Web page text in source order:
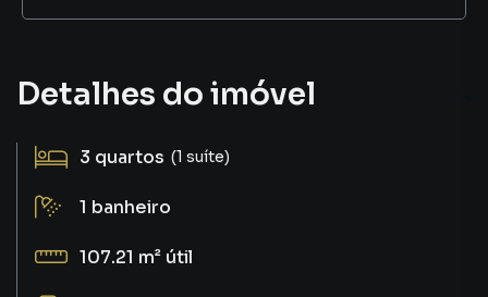
Detalhes do imóvel
3 quartos (1 suíte)
1 banheiro
107.21 m² útil